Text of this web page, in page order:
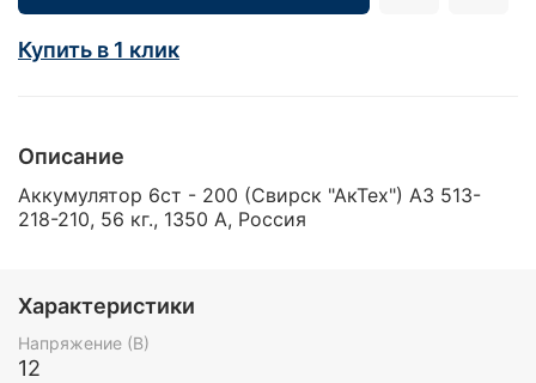
Купить в 1 клик
Описание
Аккумулятор 6ст - 200 (Свирск "АкТех") А3 513-
218-210, 56 кг., 1350 А, Россия
Характеристики
Напряжение (В)
12